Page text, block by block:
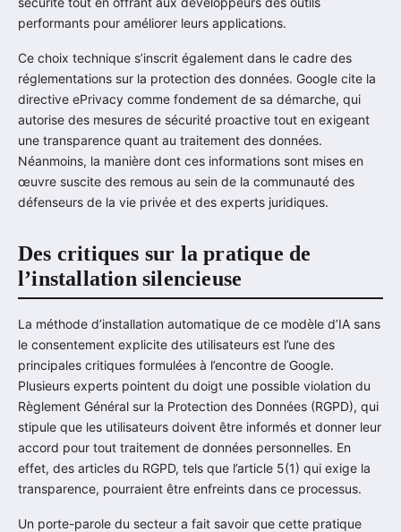
performants pour améliorer leurs applications.
Ce choix technique s’inscrit également dans le cadre des
réglementations sur la protection des données. Google cite la
directive ePrivacy comme fondement de sa démarche, qui
autorise des mesures de sécurité proactive tout en exigeant
une transparence quant au traitement des données.
Néanmoins, la manière dont ces informations sont mises en
œuvre suscite des remous au sein de la communauté des
défenseurs de la vie privée et des experts juridiques.
Des critiques sur la pratique de
l’installation silencieuse
La méthode d’installation automatique de ce modèle d’IA sans
le consentement explicite des utilisateurs est l’une des
principales critiques formulées à l’encontre de Google.
Plusieurs experts pointent du doigt une possible violation du
Règlement Général sur la Protection des Données (RGPD), qui
stipule que les utilisateurs doivent être informés et donner leur
accord pour tout traitement de données personnelles. En
effet, des articles du RGPD, tels que l’article 5(1) qui exige la
transparence, pourraient être enfreints dans ce processus.
Un porte-parole du secteur a fait savoir que cette pratique